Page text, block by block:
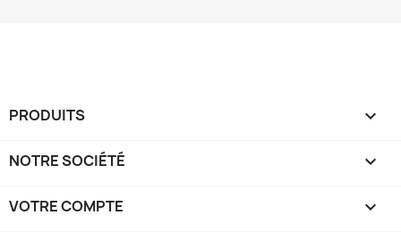
PRODUITS 
NOTRE SOCIÉTÉ 
VOTRE COMPTE 